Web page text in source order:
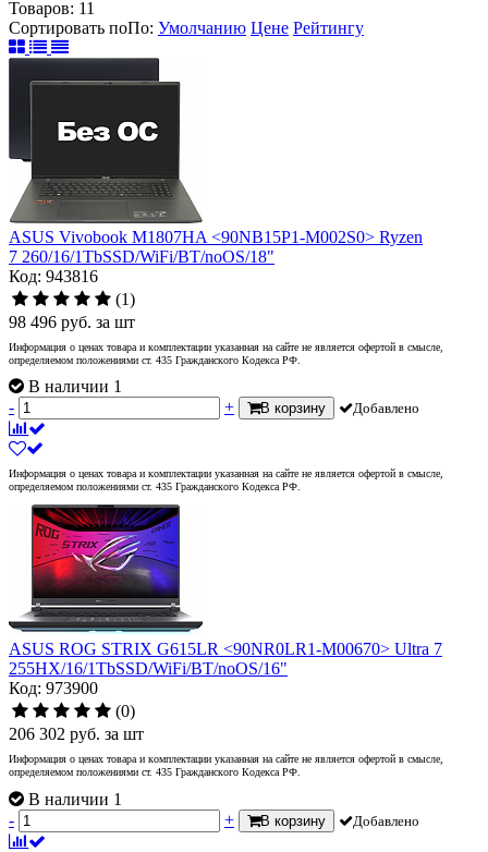
Товаров: 11
Сортировать поПо: Умолчанию Цене Рейтингу
ASUS Vivobook M1807HA <90NB15P1-M002S0> Ryzen
7 260/16/1TbSSD/WiFi/BT/noOS/18"
Код: 943816
(1)
98 496 руб. за шт
Информация о ценах товара и комплектации указанная на сайте не является офертой в смысле,
определяемом положениями ст. 435 Гражданского Кодекса РФ.
В наличии 1
-
+ В корзину Добавлено
Информация о ценах товара и комплектации указанная на сайте не является офертой в смысле,
определяемом положениями ст. 435 Гражданского Кодекса РФ.
ASUS ROG STRIX G615LR <90NR0LR1-M00670> Ultra 7
255HX/16/1TbSSD/WiFi/BT/noOS/16"
Код: 973900
(0)
206 302 руб. за шт
Информация о ценах товара и комплектации указанная на сайте не является офертой в смысле,
определяемом положениями ст. 435 Гражданского Кодекса РФ.
В наличии 1
-
+ В корзину Добавлено